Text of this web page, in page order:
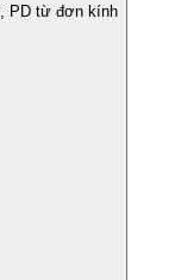
PD từ đơn kính